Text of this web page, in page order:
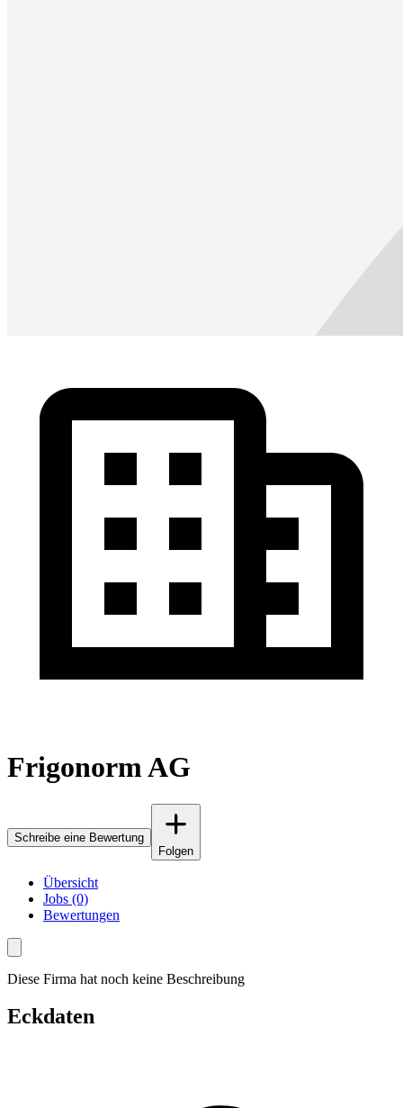
Frigonorm AG
Schreibe eine Bewertung
Folgen
Übersicht
Jobs (0)
Bewertungen
Diese Firma hat noch keine Beschreibung
Eckdaten